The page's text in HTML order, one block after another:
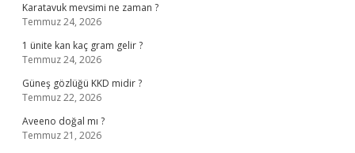
Karatavuk mevsimi ne zaman ?
Temmuz 24, 2026
1 ünite kan kaç gram gelir ?
Temmuz 24, 2026
Güneş gözlüğü KKD midir ?
Temmuz 22, 2026
Aveeno doğal mı ?
Temmuz 21, 2026